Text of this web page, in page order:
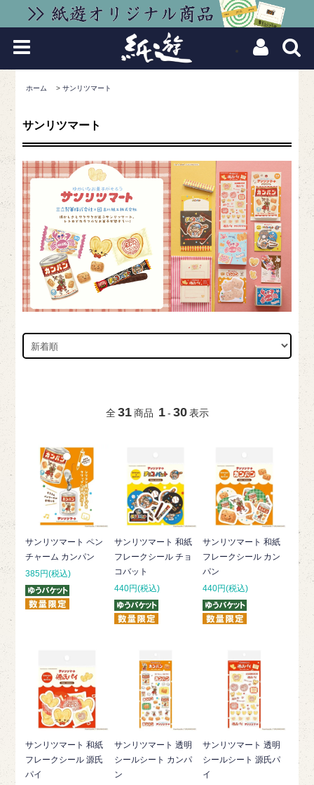
ホーム >サンリツマート
サンリツマート
全 31 商品 1 - 30 表示
サンリツマート ペン
チャーム カンパン
385円(税込)
サンリツマート 和紙
フレークシール チョ
コバット
440円(税込)
サンリツマート 和紙
フレークシール カン
パン
440円(税込)
サンリツマート 和紙
フレークシール 源氏
パイ
サンリツマート 透明
シールシート カンパ
ン
サンリツマート 透明
シールシート 源氏パ
イ